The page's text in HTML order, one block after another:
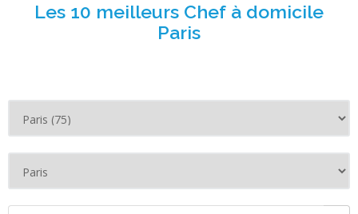
Les 10 meilleurs Chef à domicile
Paris